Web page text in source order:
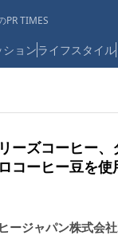
PR TIMES
ションライフスタイル
ーズコーヒー
コーヒー豆を
ージャパン株式会社